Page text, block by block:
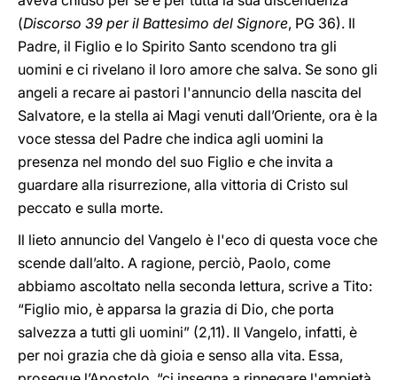
(Discorso 39 per il Battesimo del Signore, PG 36). Il
Padre, il Figlio e lo Spirito Santo scendono tra gli
uomini e ci rivelano il loro amore che salva. Se sono gli
angeli a recare ai pastori l'annuncio della nascita del
Salvatore, e la stella ai Magi venuti dall’Oriente, ora è la
voce stessa del Padre che indica agli uomini la
presenza nel mondo del suo Figlio e che invita a
guardare alla risurrezione, alla vittoria di Cristo sul
peccato e sulla morte.
Il lieto annuncio del Vangelo è l'eco di questa voce che
scende dall’alto. A ragione, perciò, Paolo, come
abbiamo ascoltato nella seconda lettura, scrive a Tito:
“Figlio mio, è apparsa la grazia di Dio, che porta
salvezza a tutti gli uomini” (2,11). Il Vangelo, infatti, è
per noi grazia che dà gioia e senso alla vita. Essa,